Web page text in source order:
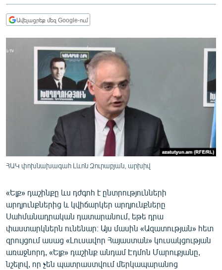
ՂԱՐԱԲԱՂ
ՏԱՐԱԾԱՇՐՋԱՆ
ՄԻՋԱԶԳԱՅԻՆ
ՄՇԱԿՈՒՅԹ
ՍՊՈՐՏ
ՄԵԿՆԱԲԱՆՈՒԹՅՈՒՆ
ՏՏ ԵՒ ԻՆՏԵՐՆԵՏ
ՏԵՍԱՆՅՈՒԹԵՐ
ԲԱՆԱՎԵՃ
ՁԳՏԵԼՈՎ ԼԱՎԱԳՈՒՅՆԻՆ
ՓՈԴՔԱՍԹ
Ավելացրեք մեզ Google-ում
ՀԱԿ փոխնախագահ Լևոն Զուրաբյան, արխիվ
«Ելք» դաշինքը ևս դժգոհ է ընտրությունների
արդյունքներից և կվիճարկեր արդյունքները
Սահմանադրական դատարանում, եթե դրա
փաստարկներն ունենար։ Այս մասին «Ազատության» հետ
զրույցում ասաց «Լուսավոր Հայաստան» կուսակցության
առաջնորդ, «Ելք» դաշինք անդամ Էդմոն Մարուքյանը,
նշելով, որ չեն պատրաստվում մերկապարանոց